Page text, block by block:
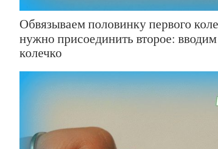
Обвязываем половинку первого
нужно присоединить второе:
колечко